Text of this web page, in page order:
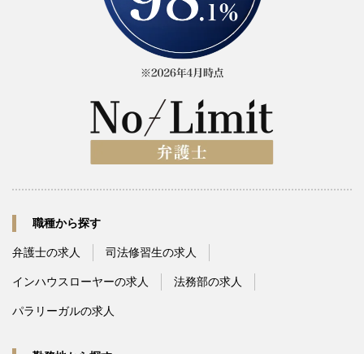
職種から探す
弁護士の求人 司法修習生の求人
インハウスローヤーの求人 法務部の求人
パラリーガルの求人